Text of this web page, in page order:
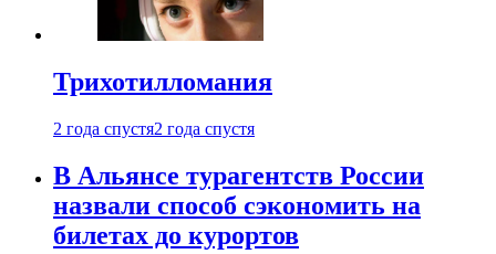
Трихотилломания
2 года спустя2 года спустя
В Альянсе турагентств России
назвали способ сэкономить на
билетах до курортов